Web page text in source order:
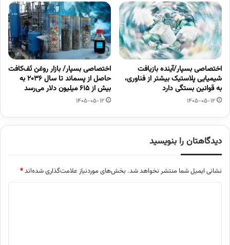
اختصاصی بسپار/آینده بازیافت
شیمیایی پلاستیک بیشتر از فناوری،
به قوانین بستگی دارد
1405-05-12
اختصاصی بسپار/ بازار روغن تَف‌کافت
حاصل از پسماند تا سال ۲۰۳۶ به
بیش از ۶۱۵ میلیون دلار می‌رسد
1405-05-12
دیدگاهتان را بنویسید
نشانی ایمیل شما منتشر نخواهد شد. بخش‌های موردنیاز علامت‌گذاری شده‌اند*